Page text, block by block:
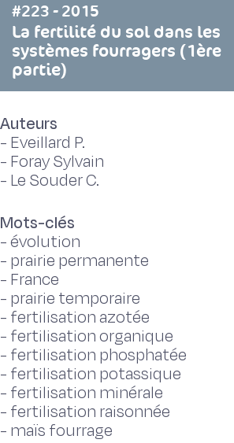
#223 - 2015
La fertilité du sol dans les
systèmes fourragers (1ère
partie)
Auteurs
- Eveillard P.
- Foray Sylvain
- Le Souder C.
Mots-clés
-évolution
- prairie permanente
- France
- prairie temporaire
- fertilisation azotée
- fertilisation organique
- fertilisation phosphatée
- fertilisation potassique
- fertilisation minérale
- fertilisation raisonnée
- maïs fourrage